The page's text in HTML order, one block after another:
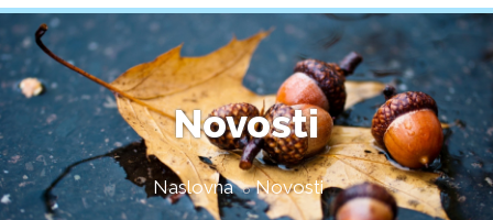
Novosti
Naslovna Novosti